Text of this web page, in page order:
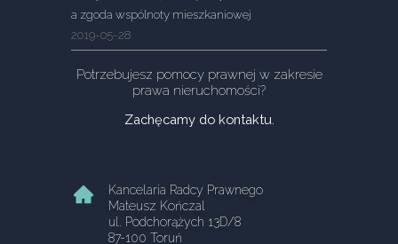
a zgoda wspólnoty mieszkaniowej
2019-05-28
Potrzebujesz pomocy prawnej w zakresie
prawa nieruchomości?
Zachęcamy do kontaktu.
Kancelaria Radcy Prawnego
Mateusz Kończal
ul. Podchorążych 13D/8
87-100 Toruń